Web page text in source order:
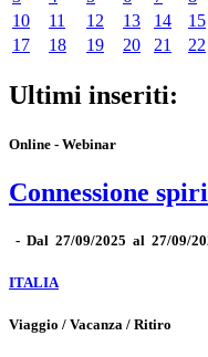
10
11 12 13 14 15
17
18 19 20 21 22
Ultimi inseriti:
Online - Webinar
Connessione
- Dal 27/09/2025 al 27/09/
ITALIA
Viaggio / Vacanza / Ritiro